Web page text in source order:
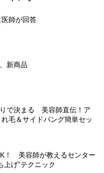
医師が回答
新商品
りで決まる 美容師直伝！ア
毛＆サイドバング簡単セッ
！ 美容師が教えるセンター
上げ”テクニック